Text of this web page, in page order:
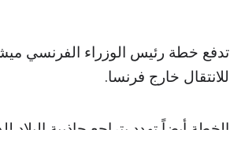
تدفع خطة رئيس الوزراء الفرنسي
للانتقال خارج فرنسا.
الخطة أيضاً تهدد بتراجع جاذبية البلاد